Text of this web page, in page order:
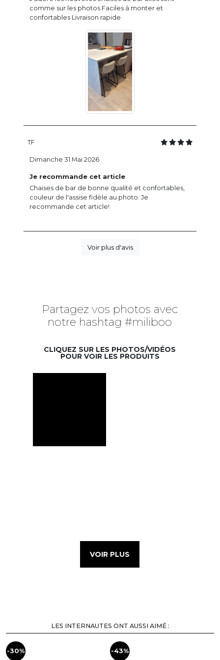
comme sur les photos Faciles à monter et
confortables Livraison rapide
TF
Je recommande cet article
Chaises de bar de bonne qualité et confortables,
couleur de l'assise fidèle au photo. Je
recommande cet article!
Dimanche 31 Mai 2026
Voir plus d'avis
Partagez vos photos avec
notre hashtag #miliboo
CLIQUEZ SUR LES PHOTOS/VIDÉOS
POUR VOIR LES PRODUITS
VOIR PLUS
LES INTERNAUTES ONT AUSSI AIMÉ :
-30% -43%